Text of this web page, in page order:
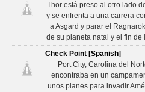
Thor está preso al otro lado
y se enfrenta a una carrera
a Asgard y parar el
de su planeta natal y el fin
Check Point [Spanish]
Port City, Carolina del
encontraba en un
unos planes para invadir